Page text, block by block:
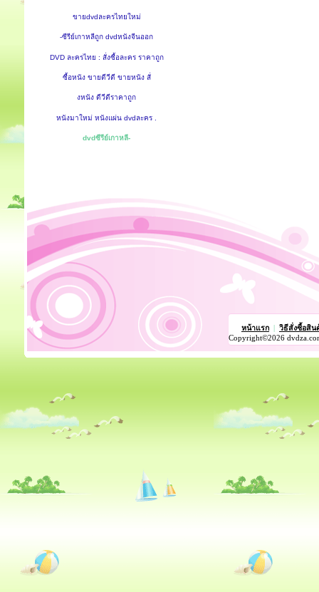
ขายdvdละครไทยใหม่
-ซีรีย์เกาหลีถูก dvdหนังจีนออก
DVD ละครไทย : สั่งซื้อละคร ราคาถูก
ซื้อหนัง ขายดีวีดี ขายหนัง สั่
งหนัง ดีวีดีราคาถูก
หนังมาใหม่ หนังแผ่น dvdละคร .
dvdซีรีย์เกาหลี-
หน้าแรก
วิธีสั่งซื้อสิน
Copyright©2026